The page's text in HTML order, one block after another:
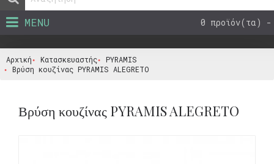
0 προϊόν(τα) -
MENU
Αρχική Κατασκευαστής
PYRAMIS
Βρύση κουζίνας PYRAMIS ALEGRETO
Βρύση κουζίνας PYRAMIS ALEGRETO